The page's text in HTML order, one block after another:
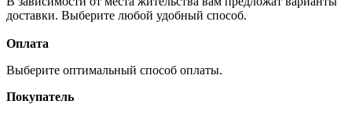
доставки. Выберите любой удобный способ.
Оплата
Выберите оптимальный способ оплаты.
Покупатель